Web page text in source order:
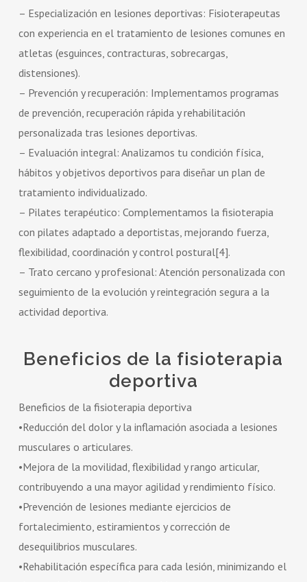
– Especialización en lesiones deportivas: Fisioterapeutas
con experiencia en el tratamiento de lesiones comunes en
atletas (esguinces, contracturas, sobrecargas,
distensiones).
– Prevención y recuperación: Implementamos programas
de prevención, recuperación rápida y rehabilitación
personalizada tras lesiones deportivas.
– Evaluación integral: Analizamos tu condición física,
hábitos y objetivos deportivos para diseñar un plan de
tratamiento individualizado.
– Pilates terapéutico: Complementamos la fisioterapia
con pilates adaptado a deportistas, mejorando fuerza,
flexibilidad, coordinación y control postural[4].
– Trato cercano y profesional: Atención personalizada con
seguimiento de la evolución y reintegración segura a la
actividad deportiva.
Beneficios de la fisioterapia
deportiva
Beneficios de la fisioterapia deportiva
•Reducción del dolor y la inflamación asociada a lesiones
musculares o articulares.
•Mejora de la movilidad, flexibilidad y rango articular,
contribuyendo a una mayor agilidad y rendimiento físico.
•Prevención de lesiones mediante ejercicios de
fortalecimiento, estiramientos y corrección de
desequilibrios musculares.
•Rehabilitación específica para cada lesión, minimizando el